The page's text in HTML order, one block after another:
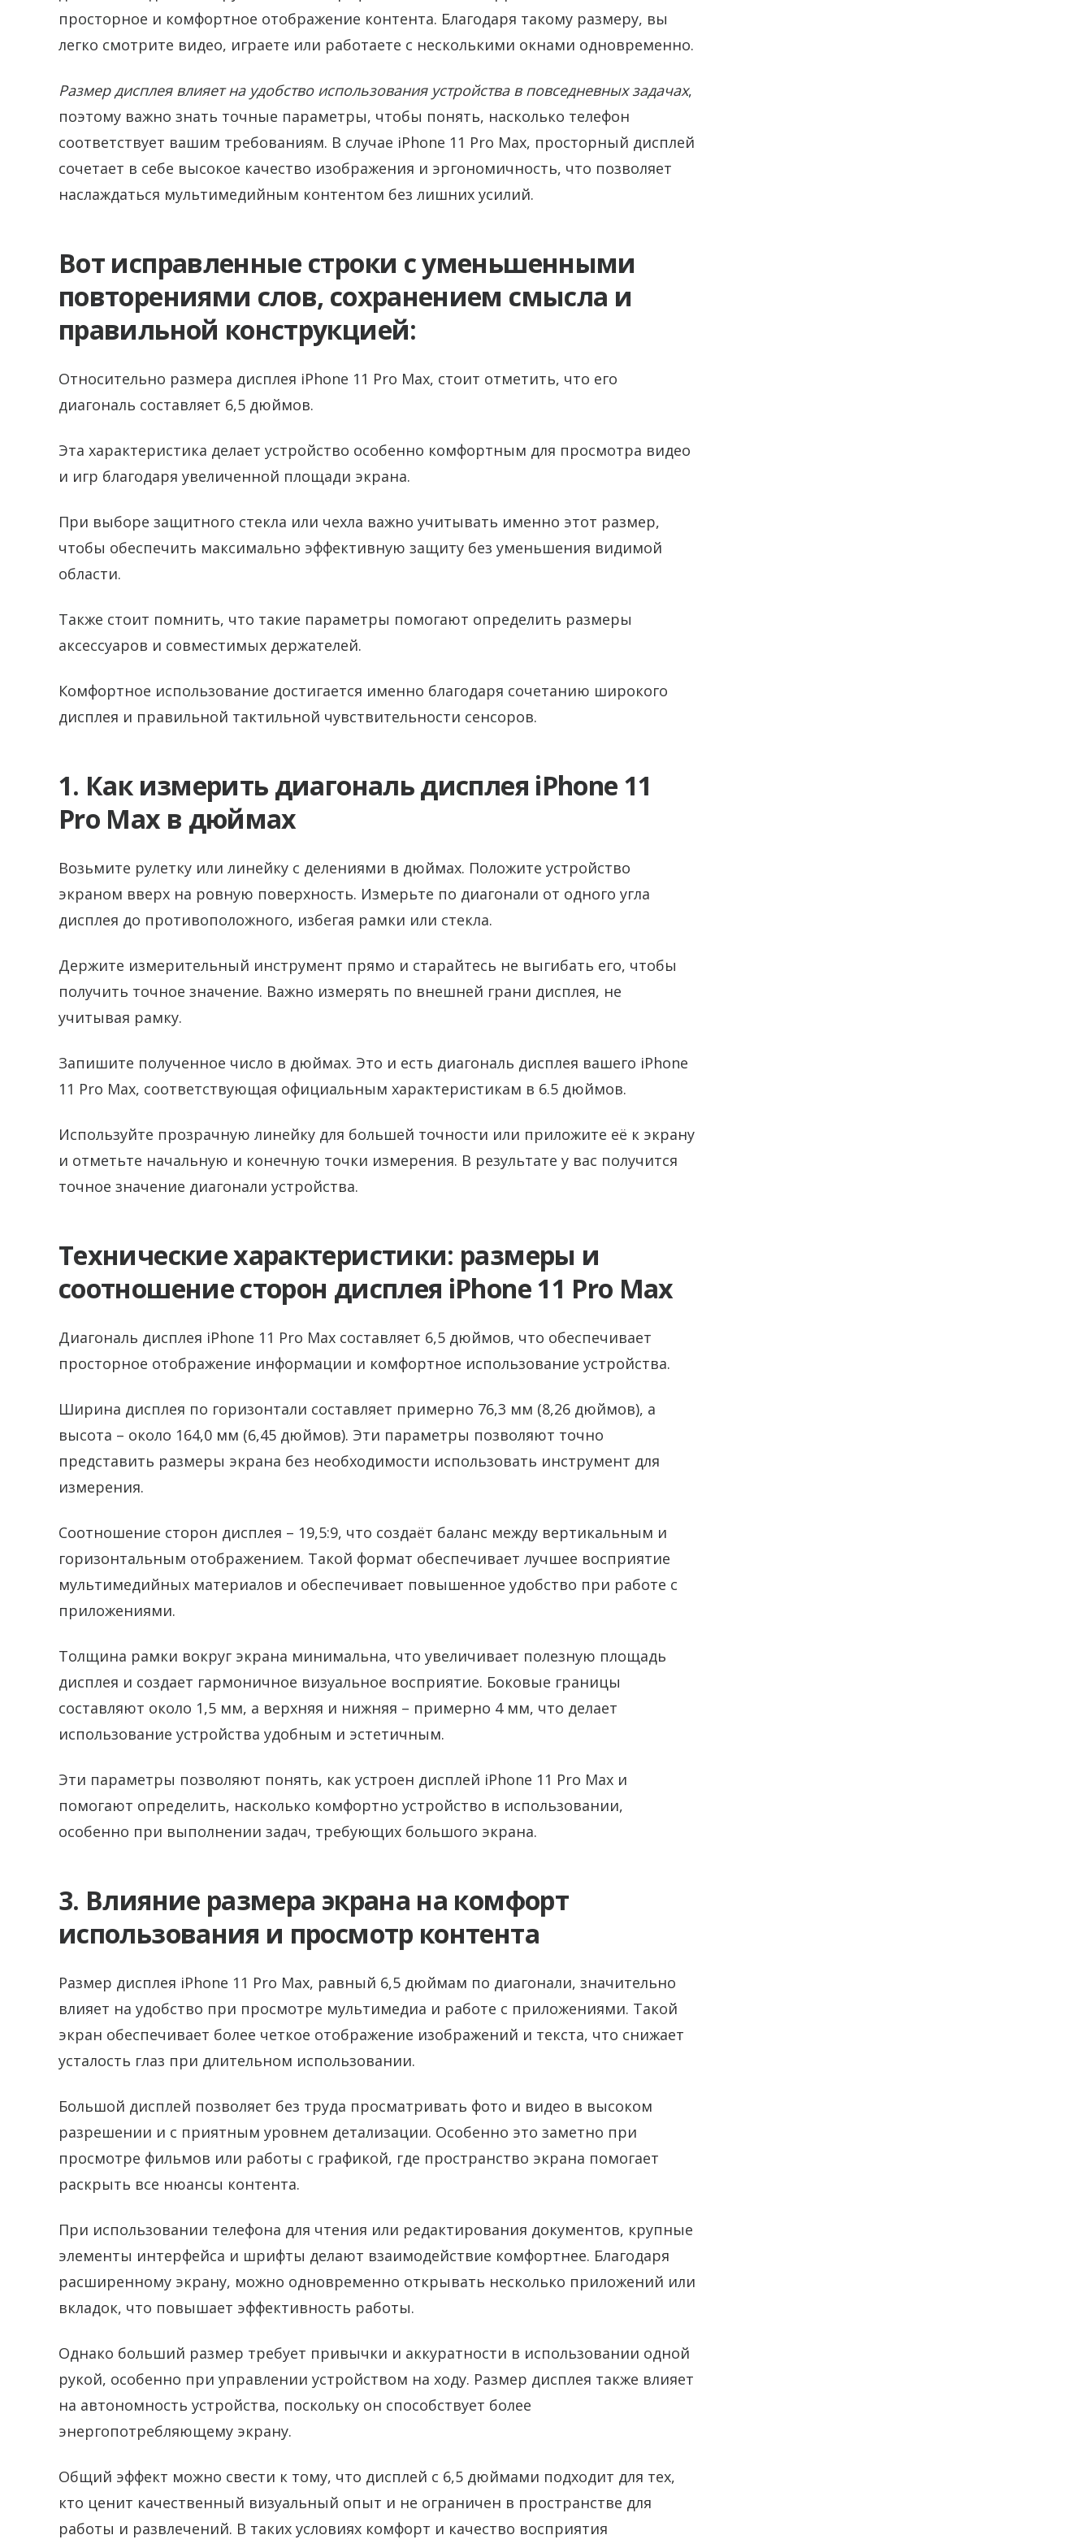
просторное и комфортное отображение контента. Благодаря такому размеру, вы
легко смотрите видео, играете или работаете с несколькими окнами одновременно.
Размер дисплея влияет на удобство использования устройства в повседневных задачах,
поэтому важно знать точные параметры, чтобы понять, насколько телефон
соответствует вашим требованиям. В случае iPhone 11 Pro Max, просторный дисплей
сочетает в себе высокое качество изображения и эргономичность, что позволяет
наслаждаться мультимедийным контентом без лишних усилий.
Вот исправленные строки с уменьшенными
повторениями слов, сохранением смысла и
правильной конструкцией:
Относительно размера дисплея iPhone 11 Pro Max, стоит отметить, что его
диагональ составляет 6,5 дюймов.
Эта характеристика делает устройство особенно комфортным для просмотра видео
и игр благодаря увеличенной площади экрана.
При выборе защитного стекла или чехла важно учитывать именно этот размер,
чтобы обеспечить максимально эффективную защиту без уменьшения видимой
области.
Также стоит помнить, что такие параметры помогают определить размеры
аксессуаров и совместимых держателей.
Комфортное использование достигается именно благодаря сочетанию широкого
дисплея и правильной тактильной чувствительности сенсоров.
1. Как измерить диагональ дисплея iPhone 11
Pro Max в дюймах
Возьмите рулетку или линейку с делениями в дюймах. Положите устройство
экраном вверх на ровную поверхность. Измерьте по диагонали от одного угла
дисплея до противоположного, избегая рамки или стекла.
Держите измерительный инструмент прямо и старайтесь не выгибать его, чтобы
получить точное значение. Важно измерять по внешней грани дисплея, не
учитывая рамку.
Запишите полученное число в дюймах. Это и есть диагональ дисплея вашего iPhone
11 Pro Max, соответствующая официальным характеристикам в 6.5 дюймов.
Используйте прозрачную линейку для большей точности или приложите её к экрану
и отметьте начальную и конечную точки измерения. В результате у вас получится
точное значение диагонали устройства.
Технические характеристики: размеры и
соотношение сторон дисплея iPhone 11 Pro Max
Диагональ дисплея iPhone 11 Pro Max составляет 6,5 дюймов, что обеспечивает
просторное отображение информации и комфортное использование устройства.
Ширина дисплея по горизонтали составляет примерно 76,3 мм (8,26 дюймов), а
высота – около 164,0 мм (6,45 дюймов). Эти параметры позволяют точно
представить размеры экрана без необходимости использовать инструмент для
измерения.
Соотношение сторон дисплея – 19,5:9, что создаёт баланс между вертикальным и
горизонтальным отображением. Такой формат обеспечивает лучшее восприятие
мультимедийных материалов и обеспечивает повышенное удобство при работе с
приложениями.
Толщина рамки вокруг экрана минимальна, что увеличивает полезную площадь
дисплея и создает гармоничное визуальное восприятие. Боковые границы
составляют около 1,5 мм, а верхняя и нижняя – примерно 4 мм, что делает
использование устройства удобным и эстетичным.
Эти параметры позволяют понять, как устроен дисплей iPhone 11 Pro Max и
помогают определить, насколько комфортно устройство в использовании,
особенно при выполнении задач, требующих большого экрана.
3. Влияние размера экрана на комфорт
использования и просмотр контента
Размер дисплея iPhone 11 Pro Max, равный 6,5 дюймам по диагонали, значительно
влияет на удобство при просмотре мультимедиа и работе с приложениями. Такой
экран обеспечивает более четкое отображение изображений и текста, что снижает
усталость глаз при длительном использовании.
Большой дисплей позволяет без труда просматривать фото и видео в высоком
разрешении и с приятным уровнем детализации. Особенно это заметно при
просмотре фильмов или работы с графикой, где пространство экрана помогает
раскрыть все нюансы контента.
При использовании телефона для чтения или редактирования документов, крупные
элементы интерфейса и шрифты делают взаимодействие комфортнее. Благодаря
расширенному экрану, можно одновременно открывать несколько приложений или
вкладок, что повышает эффективность работы.
Однако больший размер требует привычки и аккуратности в использовании одной
рукой, особенно при управлении устройством на ходу. Размер дисплея также влияет
на автономность устройства, поскольку он способствует более
энергопотребляющему экрану.
Общий эффект можно свести к тому, что дисплей с 6,5 дюймами подходит для тех,
кто ценит качественный визуальный опыт и не ограничен в пространстве для
работы и развлечений. В таких условиях комфорт и качество восприятия